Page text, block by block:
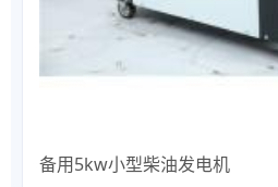
备用5kw小型柴油发电机